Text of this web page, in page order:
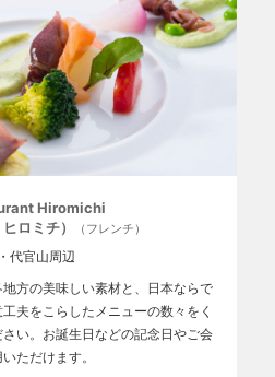
Hiromichi
ロミチ）
（フレンチ）
代官山周辺
方の美味しい素材と、日本ならで
夫をこらしたメニューの数々をく
い。お誕生日などの記念日やご会
ただけます。